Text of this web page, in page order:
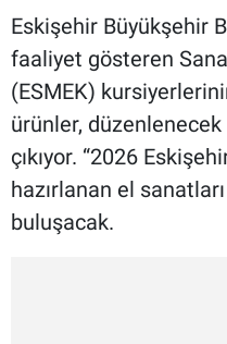
Eskişehir Büyükşehir
faaliyet gösteren
(ESMEK)
ürünler,
çıkıyor. “2026
hazırlanan el
buluşacak.